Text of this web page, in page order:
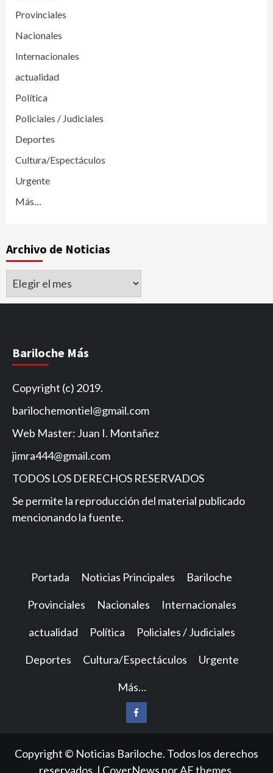
Provinciales
Nacionales
Internacionales
actualidad
Política
Policiales / Judiciales
Deportes
Cultura/Espectáculos
Urgente
Más…
Archivo de Noticias
Archivo
Bariloche Más
Copyright (c) 2019.
barilochemontiel@gmail.com
Web Master: Juan I. Montañez
jimra444@gmail.com
TODOS LOS DERECHOS RESERVADOS
Se permite la reproducción del material publicado
mencionando la fuente.
Portada Noticias Principales Bariloche
Provinciales Nacionales Internacionales
actualidad Política Policiales / Judiciales
Deportes Cultura/Espectáculos Urgente
Más…
Facebook
Copyright © Noticias Bariloche. Todos los derechos
reservados. | CoverNews por AF themes.